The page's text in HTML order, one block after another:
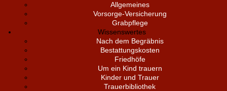
Allgemeines
Vorsorge-Versicherung
Grabpflege
Wissenswertes
Nach dem Begräbnis
Bestattungskosten
Friedhöfe
Um ein Kind trauern
Kinder und Trauer
Trauerbibliothek